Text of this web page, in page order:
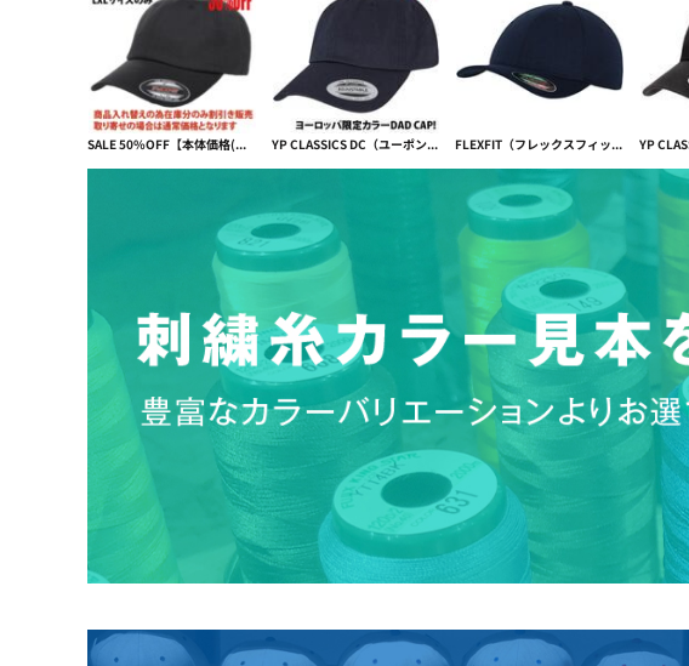
SALE 50%OFF【本体価格(税抜)￥3390→￥1695】FLEXFIT（フレックスフィット）COTTON TWILL DAD CAP 【本体価格(税抜)￥3,390】 YP CLASSICS DC（ユーポンダッドキャップ）EU限定カラー CLASSIC DAD CAP【本体価格(税抜)￥2,790】 FLEXFIT（フレックスフィット）ヨーロッパ限定 ダブルジャージー Double Jersey【本体価格(税抜)￥3,390】